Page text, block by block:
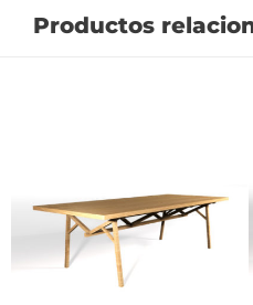
Productos